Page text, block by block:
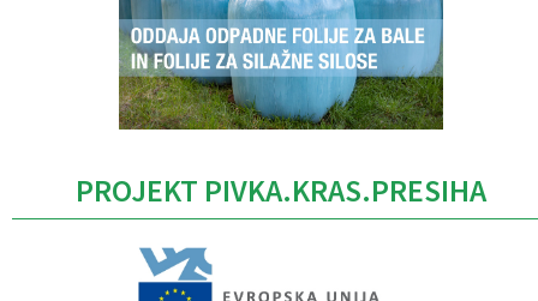
PROJEKT PIVKA.KRAS.PRESIHA